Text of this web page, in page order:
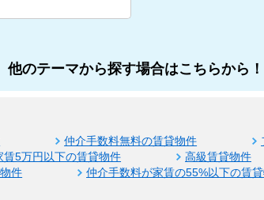
他のテーマから探す場合はこちらから！
仲介手数料無料の賃貸物件
賃5万円以下の賃貸物件
高級賃貸物件
件
仲介手数料が家賃の55%以下の賃